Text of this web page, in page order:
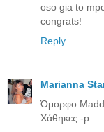
oso gia to
congrats!
Reply
Marianna
Όμορφο
Χάθηκες:-p